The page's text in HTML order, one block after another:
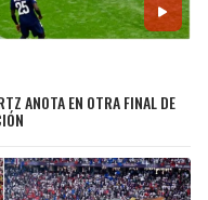
ANOTA EN OTRA FINAL DE